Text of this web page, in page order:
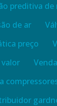
preditiva de
de ar
preço